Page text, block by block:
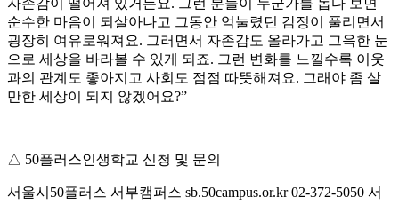
자존감이 떨어져 있거든요. 그런 분들이 누군가를 돕다 보면
순수한 마음이 되살아나고 그동안 억눌렸던 감정이 풀리면서
굉장히 여유로워져요. 그러면서 자존감도 올라가고 그윽한 눈
으로 세상을 바라볼 수 있게 되죠. 그런 변화를 느낄수록 이웃
과의 관계도 좋아지고 사회도 점점 따뜻해져요. 그래야 좀 살
만한 세상이 되지 않겠어요?”
△ 50플러스인생학교 신청 및 문의
서울시50플러스 서부캠퍼스 sb.50campus.or.kr 02-372-5050 서